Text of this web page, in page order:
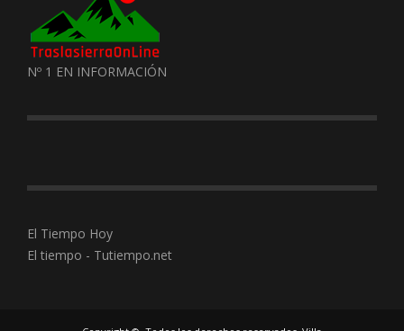
Nº 1 EN INFORMACIÓN
El Tiempo Hoy
El tiempo - Tutiempo.net